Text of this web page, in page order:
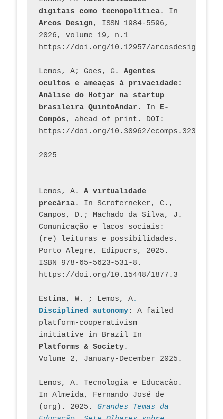
digitais como tecnopolítica
Arcos Design, ISSN 1984-5596,
2026, volume 19, n.1
https://doi.org/10.12957/
Lemos, A; Goes, G. Agentes
ocultos e ameaças à privacidade:
Análise do Hotjar na startup
brasileira QuintoAndar . In E-
Compós, ahead of print. DOI:
https://doi.org/10.30962/ecomps.3231
2025
Lemos, A. A virtualidade
precária. In Scroferneker, C.,
Campos, D.; Machado da Silva, J.
Comunicação e laços sociais:
(re) leituras e possibilidades.
Porto Alegre, Edipucrs, 2025.
ISBN 978-65-5623-531-8.
https://doi.org/10.15448/1877.3
Estima, W. ; Lemos, A.
Disciplined autonomy: A failed
platform-cooperativism
initiative in Brazil In
Platforms & Society.
Volume 2, January-December 2025.
Lemos, A. Tecnologia e Educação.
In Almeida, Fernando José de
(org). 2025. Grandes Temas da